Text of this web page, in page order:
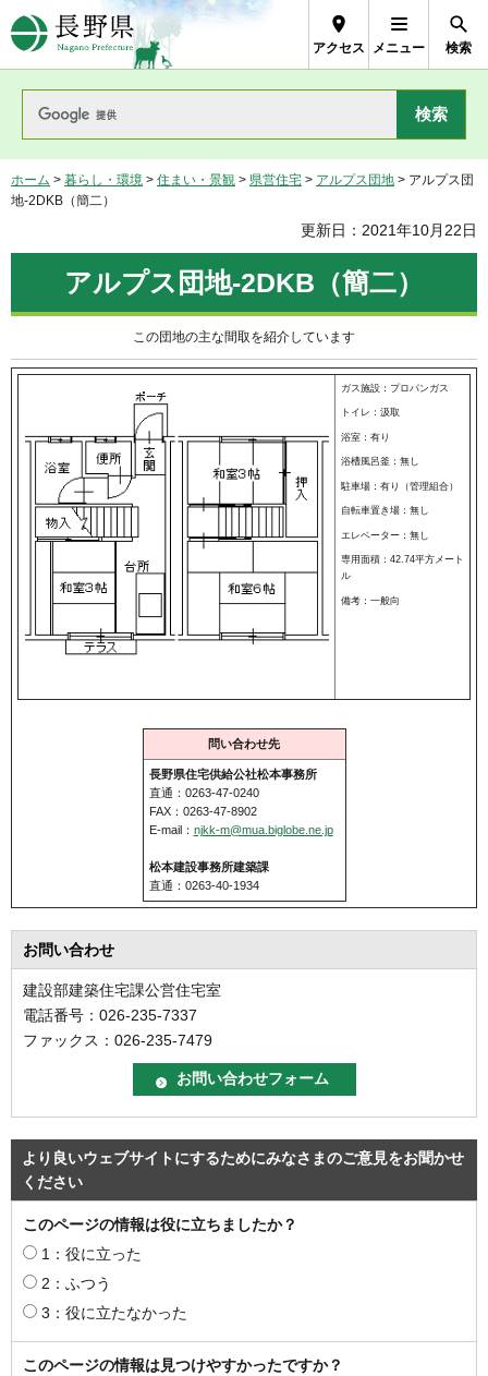
長野県Nagano Prefecture
アクセス メニュー 検索
ホーム > 暮らし・環境 > 住まい・景観 > 県営住宅 > アルプス団地 > アルプス団
地-2DKB（簡二）
更新日：2021年10月22日
アルプス団地-2DKB（簡二）
この団地の主な間取を紹介しています
ガス施設：プロパンガス
トイレ：汲取
浴室：有り
浴槽風呂釜：無し
駐車場：有り（管理組合）
自転車置き場：無し
エレベーター：無し
専用面積：42.74平方メート
ル
備考：一般向
問い合わせ先
長野県住宅供給公社松本事務所
直通：0263-47-0240
FAX：0263-47-8902
E-mail： njkk-m@mua.biglobe.ne.jp
松本建設事務所建築課
直通：0263-40-1934
お問い合わせ
建設部建築住宅課公営住宅室
電話番号：026-235-7337
ファックス：026-235-7479
より良いウェブサイトにするためにみなさまのご意見をお聞かせ
ください
このページの情報は役に立ちましたか？
1：役に立った
2：ふつう
3：役に立たなかった
このページの情報は見つけやすかったですか？